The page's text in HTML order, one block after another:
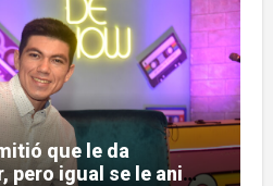
que le da
pero igual se le animó